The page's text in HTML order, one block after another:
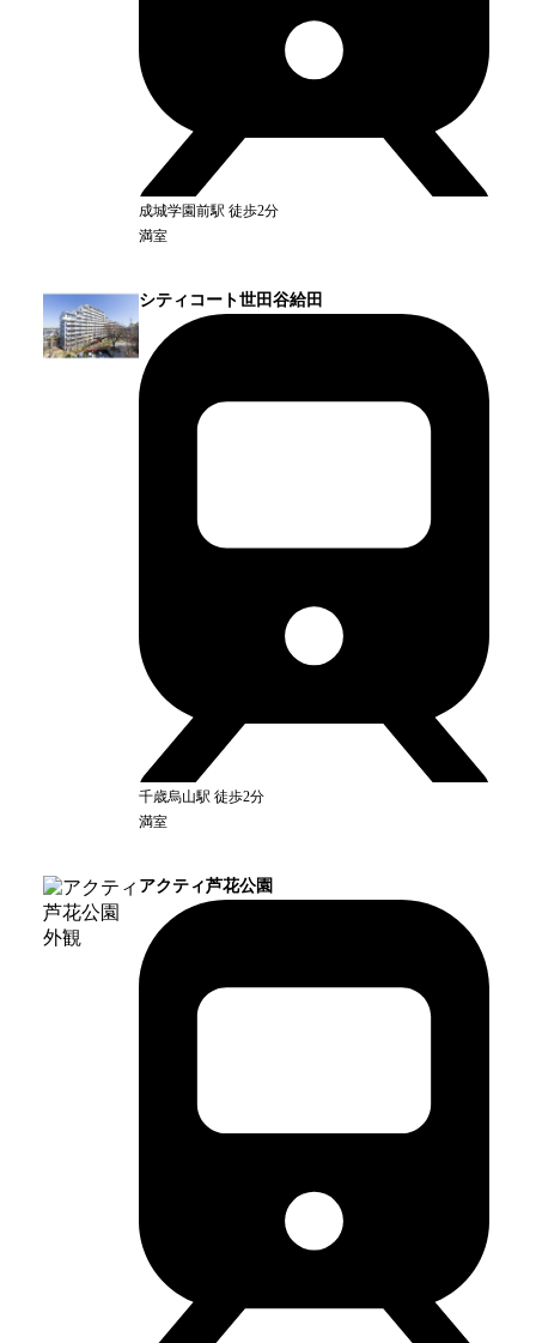
成城学園前駅 徒歩2分
満室
シティコート世田谷給田
千歳烏山駅 徒歩2分
満室
アクティ芦花公園